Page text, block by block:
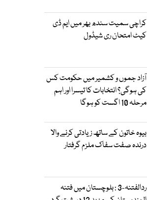
کراچی سمیت سندھ بھر میں ایم ڈی
کیٹ امتحان ری شیڈول
آزاد جموں و کشمیر میں حکومت کس
کی ہوگی؟ انتخابات کا تیسرا اور اہم
مرحلہ 10 اگست کو ہوگا
بیوہ خاتون کے ساتھ زیادتی کرنے والا
درندہ صفت سفاک ملزم گرفتار
ردالفتنہ-3 : بلوچستان میں فتنہ